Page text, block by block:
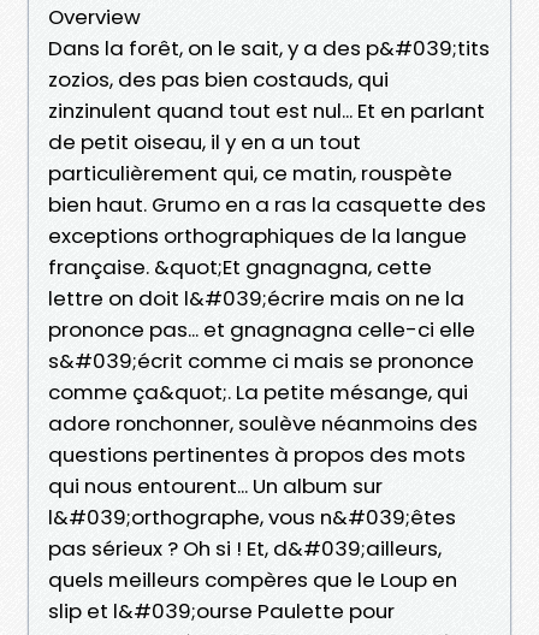
Overview
Dans la forêt, on le sait, y a des p&#039;tits
zozios, des pas bien costauds, qui
zinzinulent quand tout est nul... Et en parlant
de petit oiseau, il y en a un tout
particulièrement qui, ce matin, rouspète
bien haut. Grumo en a ras la casquette des
exceptions orthographiques de la langue
française. &quot;Et gnagnagna, cette
lettre on doit l&#039;écrire mais on ne la
prononce pas... et gnagnagna celle-ci elle
s&#039;écrit comme ci mais se prononce
comme ça&quot;. La petite mésange, qui
adore ronchonner, soulève néanmoins des
questions pertinentes à propos des mots
qui nous entourent... Un album sur
l&#039;orthographe, vous n&#039;êtes
pas sérieux ? Oh si ! Et, d&#039;ailleurs,
quels meilleurs compères que le Loup en
slip et l&#039;ourse Paulette pour